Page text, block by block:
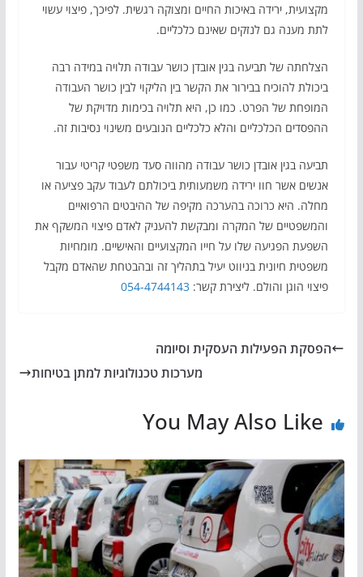
מקצועית, ירידה באיכות החיים ומצוקה רגשית. לפיכך, פיצוי עשוי
לתת מענה גם לנזקים שאינם כלכליים.
הצלחתה של תביעה בגין אובדן כושר עבודה תלויה במידה רבה
ביכולת להוכיח בבירור את הקשר בין הליקוי לבין כושר העבודה
המופחת של הפרט. כמו כן, היא תלויה בכימות מדויקת של
ההפסדים הכלכליים והלא כלכליים הנובעים משינוי נסיבות זה.
תביעה בגין אובדן כושר עבודה מהווה סעד משפטי קריטי עבור
אנשים אשר חוו ירידה משמעותית ביכולתם לעבוד עקב פציעה או
מחלה. היא כרוכה בהערכה מקיפה של ההיבטים הרפואיים
והמשפטיים של המקרה ומבקשת להעניק לאדם פיצוי המשקף את
השפעת הפגיעה שלו על חייו המקצועיים והאישיים. מומחיות
משפטית חיונית בניווט יעיל בתהליך זה ובהבטחת שהאדם מקבל
פיצוי הוגן והולם. ליצירת קשר: 054-4744143
הפסקת הפעילות העסקית וסיומה
מערכות טכנולוגיות למתן בטיחות
You May Also Like